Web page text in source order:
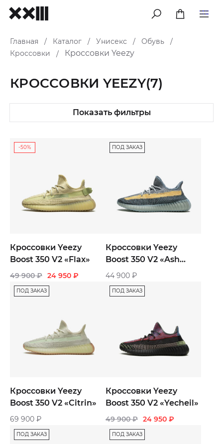
меню
Главная / Каталог / Унисекс / Обувь
/
Кроссовки
/ Кроссовки Yeezy
КРОССОВКИ YEEZY(7)
Показать фильтры
-50%
Кроссовки Yeezy
Boost 350 V2 «Flax»
49 900₽ 24 950 ₽
ПОД ЗАКАЗ
Кроссовки Yeezy
Boost 350 V2 «Ash
Blue»
44 900 ₽
ПОД ЗАКАЗ
Кроссовки Yeezy
Boost 350 V2 «Citrin»
69 900 ₽
ПОД ЗАКАЗ
Кроссовки Yeezy
Boost 350 V2 «Yecheil»
49 900₽ 24 950 ₽
ПОД ЗАКАЗ ПОД ЗАКАЗ